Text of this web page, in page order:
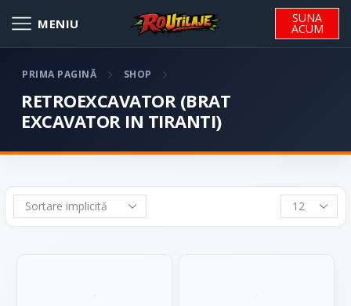
SUNA
ACUM
PRIMA PAGINĂ SHOP
RETROEXCAVATOR (BRAT
EXCAVATOR IN TIRANTI)